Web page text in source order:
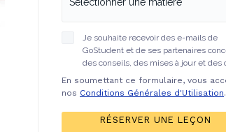
Je souhaite recevoir des e-mails de
GoStudent et de ses partenaires
des conseils, des mises à jour et des
En soumettant ce formulaire, vous
nos Conditions Générales d'Utilisation.